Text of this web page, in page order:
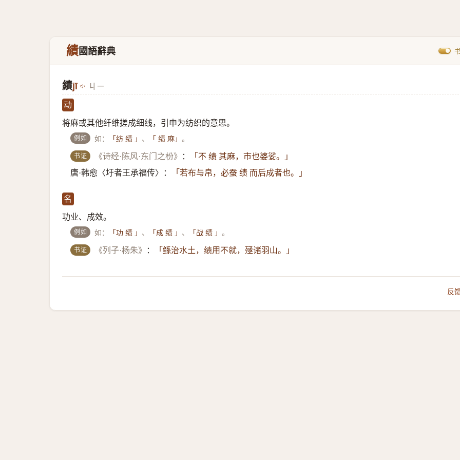
績國語辭典
績jī ㄐㄧ
动
将麻或其他纤维搓成细线，引申为纺织的意思。
例如 如： 「纺 绩 」 、 「 绩 麻」。
书证 《诗经·陈风·东门之枌》 ：
「不 绩 其麻，市也婆娑。」
唐·韩愈〈圩者王承福传〉：
「若布与帛，必蚕 绩 而后成者也。」
名
功业、成效。
例如 如： 「功 绩 」 、 「成 绩 」 、 「战 绩 」。
书证 《列子·杨朱》 ： 「鲧治水土，绩用不就，殛诸羽山。」
反